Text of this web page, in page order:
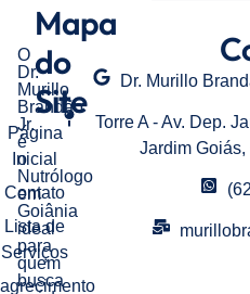
O
Dr.
Murillo
Brandão
Jr.
é
o
Nutrólogo
em
Goiânia
ideal
para
quem
busca
Mapa
do
Site
Página
Inicial
Contato
Lista de
Serviços
Dr. Murillo
Torre A - Av. Dep.
Jardim